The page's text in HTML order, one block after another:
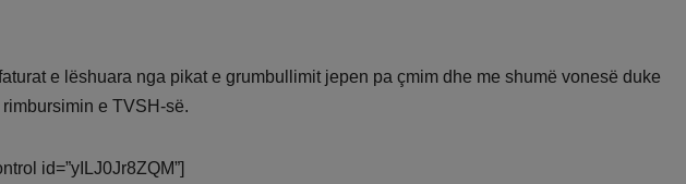
e lëshuara nga pikat e grumbullimit jepen pa çmim dhe me shumë vonesë duke
e TVSH-së.
id=”yILJ0Jr8ZQM”]